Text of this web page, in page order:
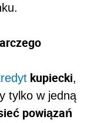
kupiecki,
tylko w jedną
powiązań